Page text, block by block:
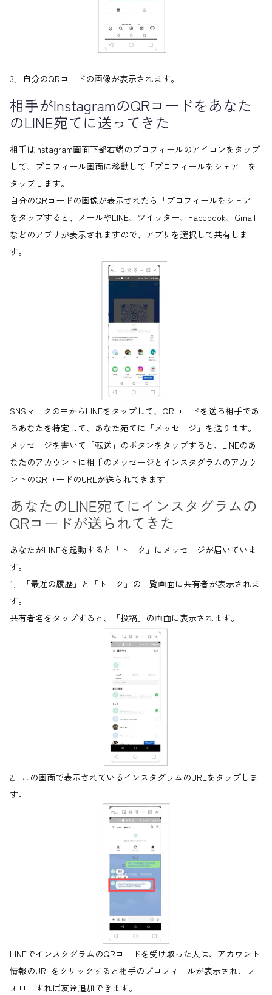
3． 自分のQRコードの画像が表示されます。
相手がInstagramのQRコードをあなた
のLINE宛てに送ってきた
相手はInstagram画面下部右端のプロフィールのアイコンをタップ
して、プロフィール画面に移動して「プロフィールをシェア」を
タップします。
自分のQRコードの画像が表示されたら「プロフィールをシェア」
をタップすると、メールやLINE、ツイッター、Facebook、Gmail
などのアプリが表示されますので、アプリを選択して共有しま
す。
SNSマークの中からLINEをタップして、QRコードを送る相手であ
るあなたを特定して、あなた宛てに「メッセージ」を送ります。
メッセージを書いて「転送」のボタンをタップすると、LINEのあ
なたのアカウントに相手のメッセージとインスタグラムのアカウ
ントのQRコードのURLが送られてきます。
あなたのLINE宛てにインスタグラムの
QRコードが送られてきた
あなたがLINEを起動すると「トーク」にメッセージが届いていま
す。
1．
「最近の履歴」と「トーク」の一覧画面に共有者が表示されま
す。
共有者名をタップすると、「投稿」の画面に表示されます。
2．
この画面で表示されているインスタグラムのURLをタップしま
す。
LINEでインスタグラムのQRコードを受け取った人は、アカウント
情報のURLをクリックすると相手のプロフィールが表示され、フ
ォローすれば友達追加できます。